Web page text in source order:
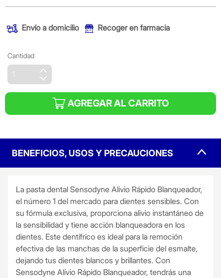
Envío a domicilio Recoger en farmacia
Cantidad
AGREGAR AL CARRITO
BENEFICIOS, USOS Y PRECAUCIONES
La pasta dental Sensodyne Alivio Rápido Blanqueador,
el número 1 del mercado para dientes sensibles. Con
su fórmula exclusiva, proporciona alivio instantáneo de
la sensibilidad y tiene acción blanqueadora en los
dientes. Este dentífrico es ideal para la remoción
efectiva de las manchas de la superficie del esmalte,
dejando tus dientes blancos y brillantes. Con
Sensodyne Alivio Rápido Blanqueador, tendrás una